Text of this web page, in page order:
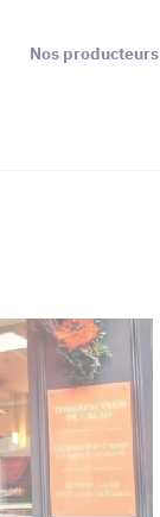
Nos producteurs